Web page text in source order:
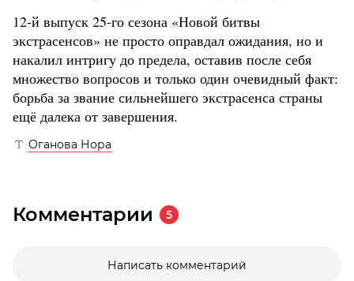
12-й выпуск 25-го сезона «Новой битвы
экстрасенсов» не просто оправдал ожидания, но и
накалил интригу до предела, оставив после себя
множество вопросов и только один очевидный факт:
борьба за звание сильнейшего экстрасенса страны
ещё далека от завершения.
Оганова Нора
Комментарии 5
Написать комментарий